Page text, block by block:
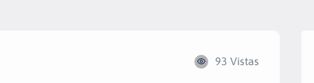
93 Vistas